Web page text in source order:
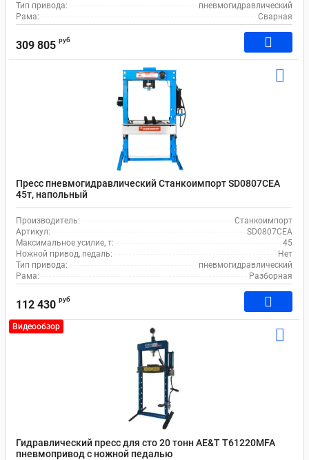
Тип привода:
пневмогидравлический
Рама:
Сварная
309 805 руб
Пресс пневмогидравлический Станкоимпорт SD0807CEA
45т, напольный
Производитель:
Станкоимпорт
Артикул:
SD0807CEA
Максимальное усилие, т:
45
Ножной привод, педаль:
Нет
Тип привода:
пневмогидравлический
Рама:
Разборная
112 430 руб
Видеообзор
Гидравлический пресс для сто 20 тонн AE&T T61220MFA
пневмопривод с ножной педалью